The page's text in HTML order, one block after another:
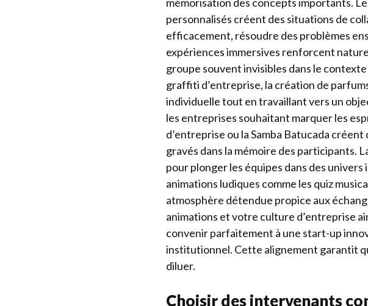
personnalisés créent des situations de
efficacement, résoudre des problèmes
expériences immersives renforcent
groupe souvent invisibles dans le
graffiti d’entreprise, la création de
individuelle tout en travaillant vers un
les entreprises souhaitant marquer les
d’entreprise ou la Samba Batucada
gravés dans la mémoire des participants.
pour plonger les équipes dans des
animations ludiques comme les quiz
atmosphère détendue propice aux
animations et votre culture d’entreprise
convenir parfaitement à une start-up
institutionnel. Cette alignement garantit
diluer.
Choisir des intervenants